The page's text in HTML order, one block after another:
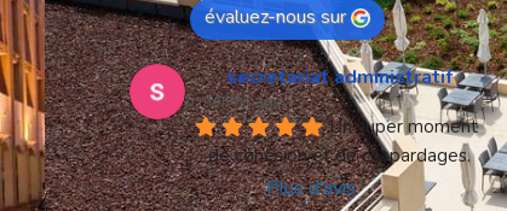
évaluez-nous sur
secretariat administratif
6 months ago
Un super moment
de cohésion et de chapardages.
Plus d'avis